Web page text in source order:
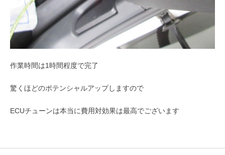
作業時間は1時間程度で完了
驚くほどのポテンシャルアップしますので
ECUチューンは本当に費用対効果は最高でございます